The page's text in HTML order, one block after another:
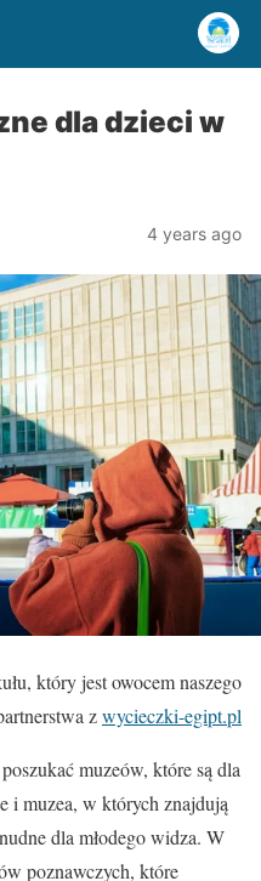
dla dzieci w
4 years ago
który jest owocem naszego
zwycieczki-egipt.pl
muzeów, które są dla
i muzea, w których znajdują
dla młodego widza. W
poznawczych, które